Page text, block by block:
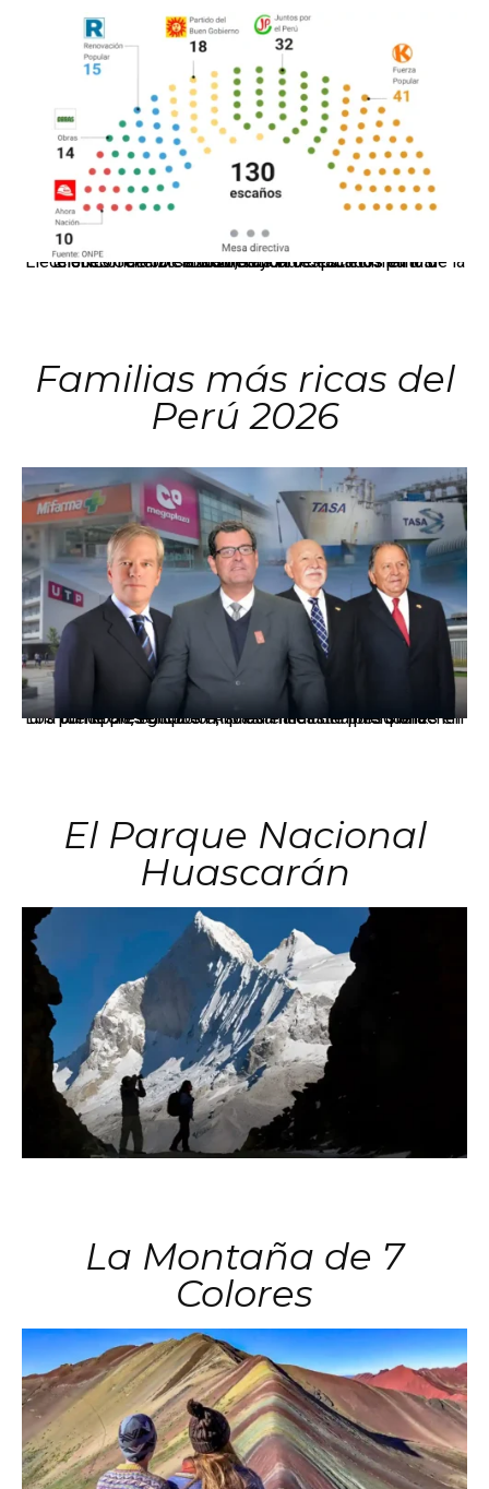
El JNE oficializó la distribución de escaños para la elección de 60 senadores y 130 diputados en las Elecciones Generales 2026, tras el restablecimiento de la Bicameralidad.
Familias más ricas del
Perú 2026
Los principales grupos empresariales del país mantienen una fuerte presencia en Áncash mediante inversiones en comercio, educación, salud e industria pesquera.
El Parque Nacional
Huascarán
La Montaña de 7
Colores